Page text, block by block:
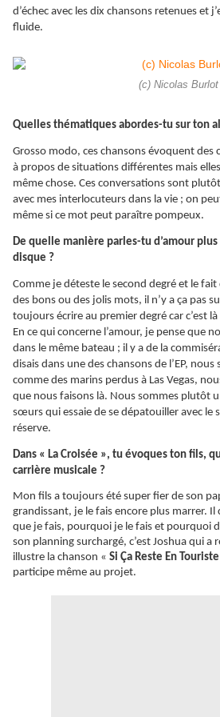
d’échec avec les dix chansons retenues et
fluide.
(c) Nicolas Burlot
Quelles thématiques abordes-tu sur ton
Grosso modo, ces chansons évoquent
à propos de situations différentes mais
même chose. Ces conversations sont
avec mes interlocuteurs dans la vie ; on
même si ce mot peut paraître pompeux.
De quelle manière parles-tu d’amour
disque ?
Comme je déteste le second degré et le
des bons ou des jolis mots, il n’y a ça pas
toujours écrire au premier degré car c’est
En ce qui concerne l’amour, je pense que
dans le même bateau ; il y a de la
disais dans une des chansons de l’EP,
comme des marins perdus à Las Vegas,
que nous faisons là. Nous sommes plutôt
sœurs qui essaie de se dépatouiller avec le
réserve.
Dans « La Croisée », tu évoques ton fils,
carrière musicale ?
Mon fils a toujours été super fier de son
grandissant, je le fais encore plus marrer.
que je fais, pourquoi je le fais et pourquoi
son planning surchargé, c’est Joshua qui a
illustre la chanson « Si Ça Reste En Touriste
participe même au projet.